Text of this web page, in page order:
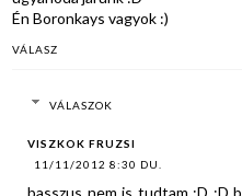
Én Boronkays vagyok :)
VÁLASZ
VÁLASZOK
VISZKOK FRUZSI
11/11/2012 8:30 DU.